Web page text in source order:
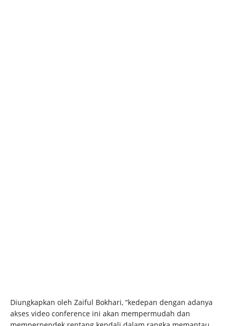
Diungkapkan oleh Zaiful Bokhari, “kedepan dengan adanya
akses video conference ini akan mempermudah dan